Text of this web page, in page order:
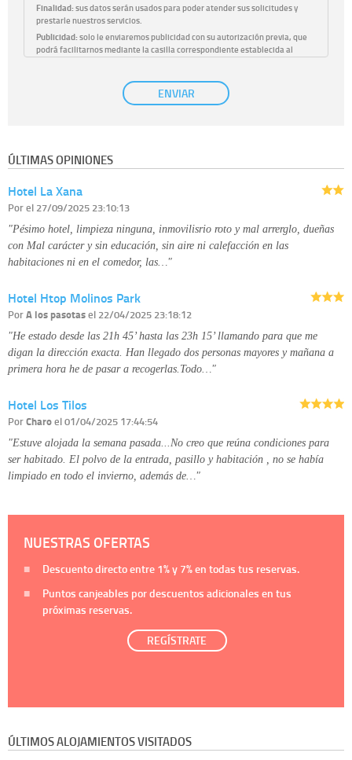
Finalidad:sus datos serán usados para poder atender sus solicitudes y
prestarle nuestros servicios.
Publicidad:solo le enviaremos publicidad con su autorización previa, que
podrá facilitarnos mediante la casilla correspondiente establecida al
únicamente trataremos sus datos con su consentimiento
previo, que podrá facilitarnos mediante la casilla correspondiente
Derechos:tiene derecho a saber qué información tenemos sobre usted,
disponible en nuestra página web.
Información complementaria:
ENVIAR
ÚLTIMAS OPINIONES
Hotel La Xana
Porel 27/09/2025 23:10:13
"Pésimo hotel, limpieza ninguna, inmovilisrio roto y mal arrerglo, dueñas
con Mal carácter y sin educación, sin aire ni calefacción en las
habitaciones ni en el comedor, las…"
Hotel Htop Molinos Park
PorA los pasotasel 22/04/2025 23:18:12
"He estado desde las 21h 45’ hasta las 23h 15’ llamando para que me
digan la dirección exacta. Han llegado dos personas mayores y mañana a
primera hora he de pasar a recogerlas.Todo…"
Hotel Los Tilos
PorCharoel 01/04/2025 17:44:54
"Estuve alojada la semana pasada...No creo que reúna condiciones para
ser habitado. El polvo de la entrada, pasillo y habitación , no se había
limpiado en todo el invierno, además de…"
NUESTRAS OFERTAS
Descuento directo entre 1%y 7%en todas tus reservas.
Puntos canjeables por descuentos adicionales en tus
próximas reservas.
REGÍSTRATE
ÚLTIMOS ALOJAMIENTOS VISITADOS